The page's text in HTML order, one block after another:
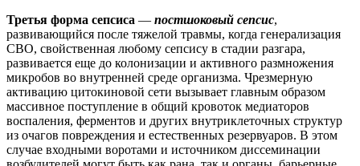
Третья форма сепсиса — постшоковый сепсис,
развивающийся после тяжелой травмы, когда генерализация
СВО, свойственная любому сепсису в стадии разгара,
развивается еще до колонизации и активного размножения
микробов во внутренней среде организма. Чрезмерную
активацию цитокиновой сети вызывает главным образом
массивное поступление в общий кровоток медиаторов
воспаления, ферментов и других внутриклеточных структур
из очагов повреждения и естественных резервуаров. В этом
случае входными воротами и источником диссеминации